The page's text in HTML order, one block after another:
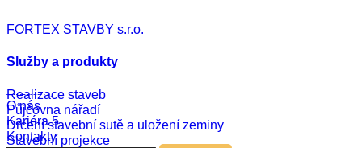
FORTEX STAVBY s.r.o.
Služby a produkty
Realizace staveb
Půjčovna nářadí
Drcení stavební sutě a uložení zeminy
Stavební projekce
English
German
Aktuality
O nás
Kariéra5
Kontakty